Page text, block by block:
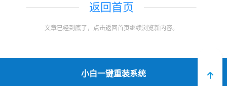
返回首页
文章已经到底了，点击返回首页继续浏览新内容。
小白一键重装系统